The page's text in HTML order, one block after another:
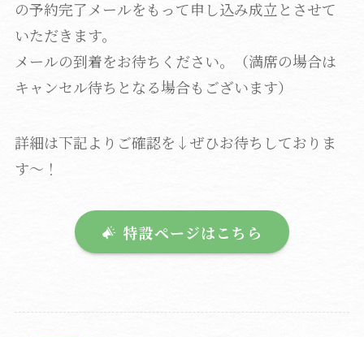
の予約完了メールをもって申し込み成立とさせて
いただきます。
メールの到着をお待ちください。（満席の場合は
キャンセル待ちとなる場合もございます）
詳細は下記よりご確認を↓ぜひお待ちしておりま
す～！
特設ページはこちら